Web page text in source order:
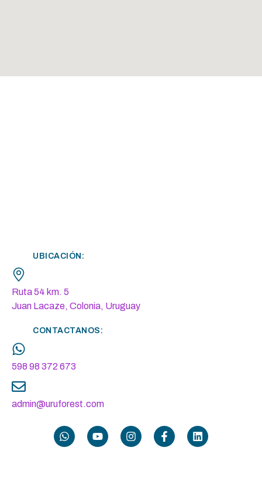
UBICACIÓN:
Ruta 54 km. 5
Juan Lacaze, Colonia, Uruguay
CONTACTANOS:
598 98 372 673
admin@uruforest.com